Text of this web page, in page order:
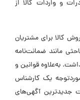
و واردات کالا از
کالا برای مشتریان
مانند ضمانت‌‌نامه
به‌علاوه قوانین و
یک کارشناس
جدیدترین آگهی‌های